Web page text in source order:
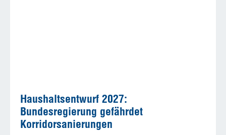
Haushaltsentwurf 2027:
Bundesregierung gefährdet
Korridorsanierungen